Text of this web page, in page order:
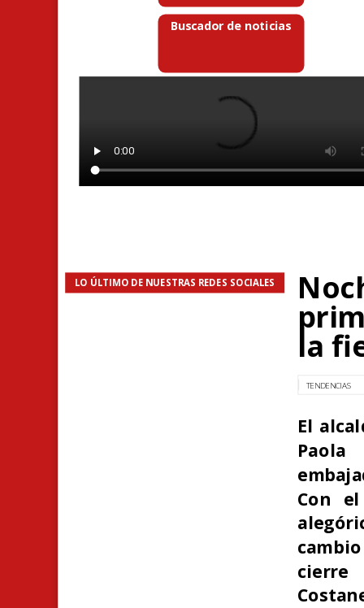
Buscador de noticias
LO ÚLTIMO DE NUESTRAS REDES SOCIALES
la
TENDENCIAS
El
Con
cierre